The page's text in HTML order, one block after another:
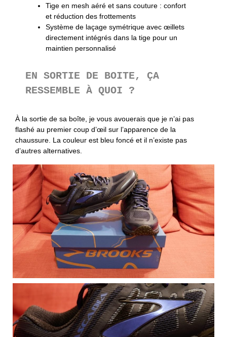
Tige en mesh aéré et sans couture : confort
et réduction des frottements
Système de laçage symétrique avec œillets
directement intégrés dans la tige pour un
maintien personnalisé
EN SORTIE DE BOITE, ÇA
RESSEMBLE À QUOI ?
À la sortie de sa boîte, je vous avouerais que je n’ai pas
flashé au premier coup d’œil sur l’apparence de la
chaussure. La couleur est bleu foncé et il n’existe pas
d’autres alternatives.